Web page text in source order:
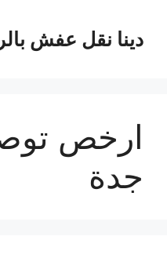
المحتوىدينا نقل عفش
ارخص
جدة